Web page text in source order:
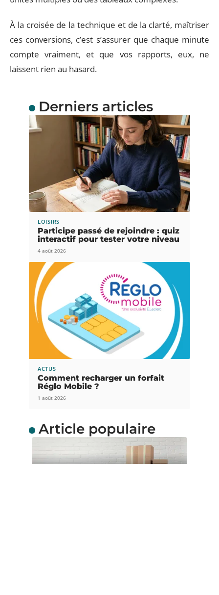
À la croisée de la technique et de la clarté, maîtriser
ces conversions, c’est s’assurer que chaque minute
compte vraiment, et que vos rapports, eux, ne
laissent rien au hasard.
Derniers articles
LOISIRS
Participe passé de rejoindre : quiz
interactif pour tester votre niveau
4 août 2026
ACTUS
Comment recharger un forfait
Réglo Mobile ?
1 août 2026
Article populaire